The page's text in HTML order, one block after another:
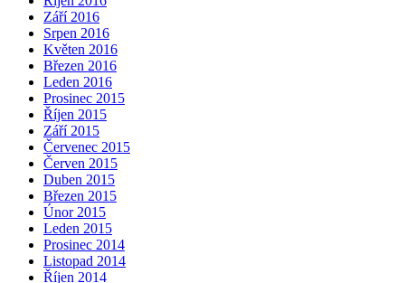
Září 2016
Srpen 2016
Květen 2016
Březen 2016
Leden 2016
Prosinec 2015
Říjen 2015
Září 2015
Červenec 2015
Červen 2015
Duben 2015
Březen 2015
Únor 2015
Leden 2015
Prosinec 2014
Listopad 2014
Říjen 2014